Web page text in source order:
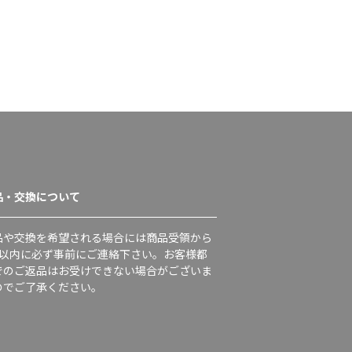
・交換について
や交換を希望される場合には商品受領から
内に必ず事前にご連絡下さい。お客様都
のご返品はお受けできない場合がございま
ご了承ください。